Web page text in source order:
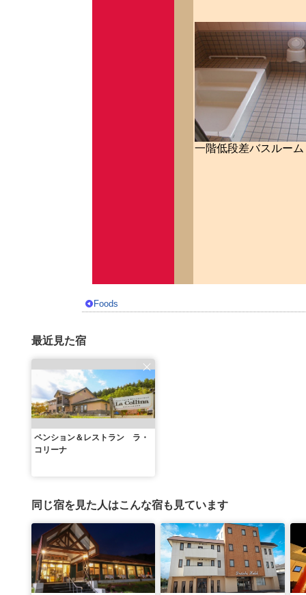
一階低段差バスルーム
Foods
最近見た宿
ペンション＆レストラン ラ・
コリーナ
同じ宿を見た人はこんな宿も見ています